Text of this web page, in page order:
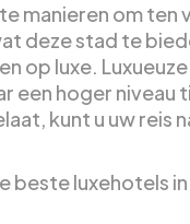
manieren om ten
deze stad te
op luxe.
een hoger niveau
kunt u uw reis
beste luxehotels